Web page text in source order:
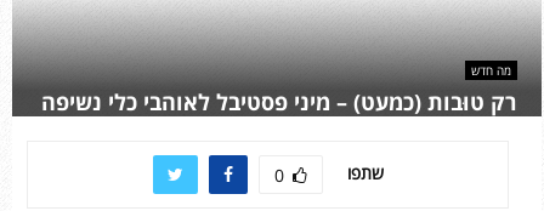
מה חדש
רק טוּבות (כמעט) – מיני פסטיבל לאוהבי כלי נשיפה
שתפו 0